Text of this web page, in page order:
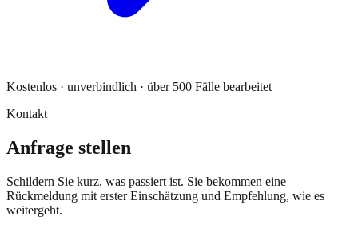
Kostenlos · unverbindlich · über 500 Fälle bearbeitet
Kontakt
Anfrage stellen
Schildern Sie kurz, was passiert ist. Sie bekommen eine
Rückmeldung mit erster Einschätzung und Empfehlung, wie es
weitergeht.